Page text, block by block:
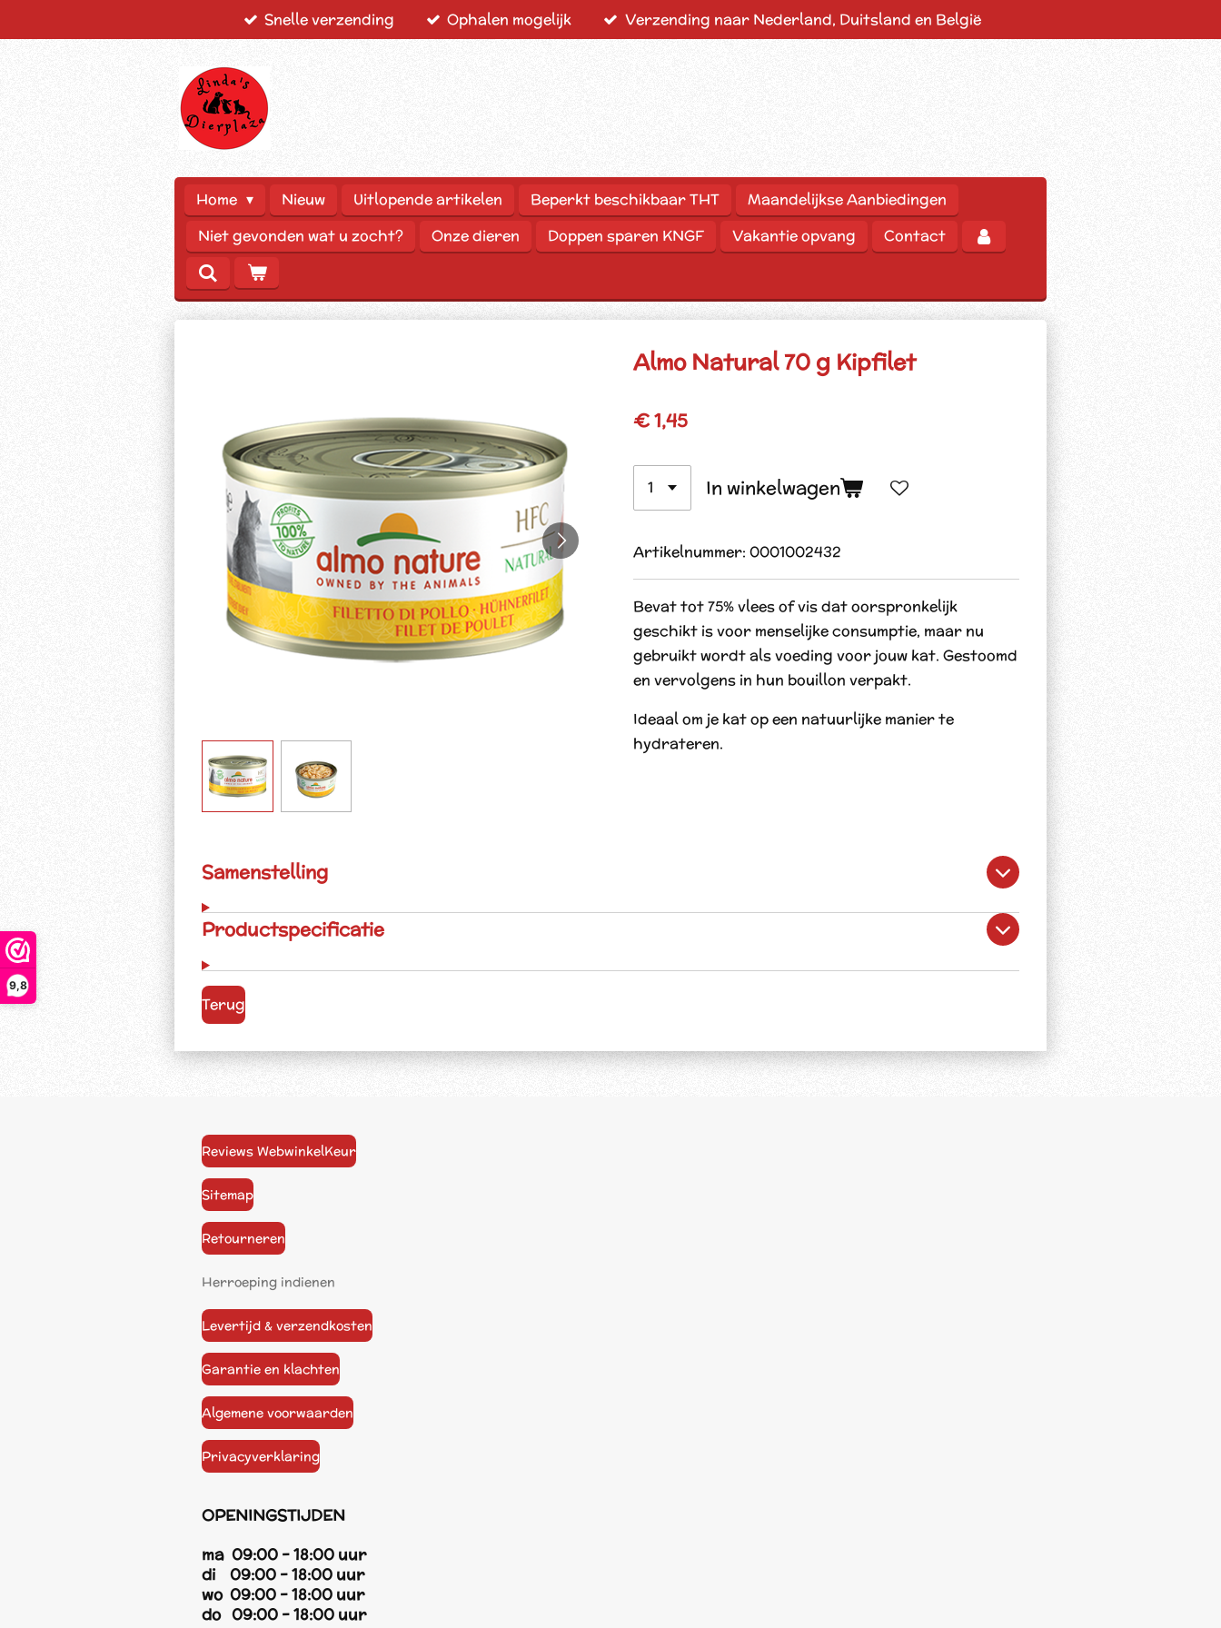
9,8
Snelle verzending Ophalen mogelijk Verzending naar Nederland, Duitsland en België
Home Nieuw Uitlopende artikelen Beperkt beschikbaar THT
Maandelijkse Aanbiedingen
Niet gevonden wat u zocht?
Onze dieren Doppen sparen KNGF Vakantie opvang Contact
Almo Natural 70 g Kipfilet
€ 1,45
In winkelwagen
Artikelnummer: 0001002432
Bevat tot 75% vlees of vis dat oorspronkelijk
geschikt is voor menselijke consumptie, maar nu
gebruikt wordt als voeding voor jouw kat. Gestoomd
en vervolgens in hun bouillon verpakt.
Ideaal om je kat op een natuurlijke manier te
hydrateren.
Samenstelling
Productspecificatie
Terug
Reviews WebwinkelKeur
Sitemap
Retourneren
Herroeping indienen
Levertijd & verzendkosten
Garantie en klachten
Algemene voorwaarden
Privacyverklaring
OPENINGSTIJDEN
ma 09:00 - 18:00 uur
di 09:00 - 18:00 uur
wo 09:00 - 18:00 uur
do 09:00 - 18:00 uur